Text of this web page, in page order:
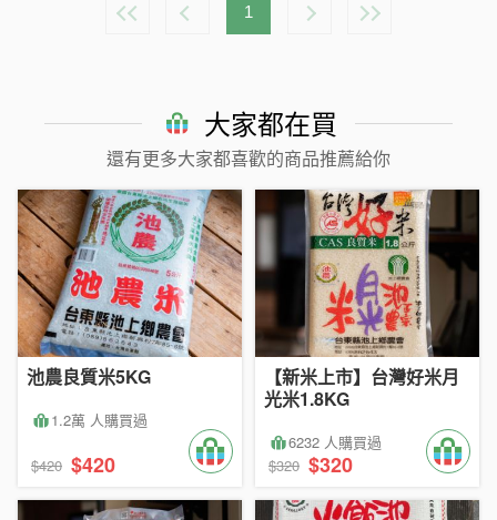
1
大家都在買
還有更多大家都喜歡的商品推薦給你
池農良質米5KG
1.2萬 人購買過
$420 $420
【新米上市】台灣好米月
光米1.8KG
6232 人購買過
$320 $320